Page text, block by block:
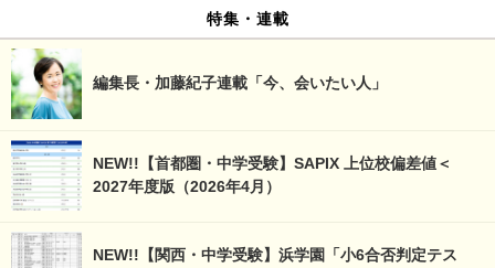
特集・連載
編集長・加藤紀子連載「今、会いたい人」
NEW!!【首都圏・中学受験】SAPIX 上位校偏差値＜
2027年度版（2026年4月）
NEW!!【関西・中学受験】浜学園「小6合否判定テス